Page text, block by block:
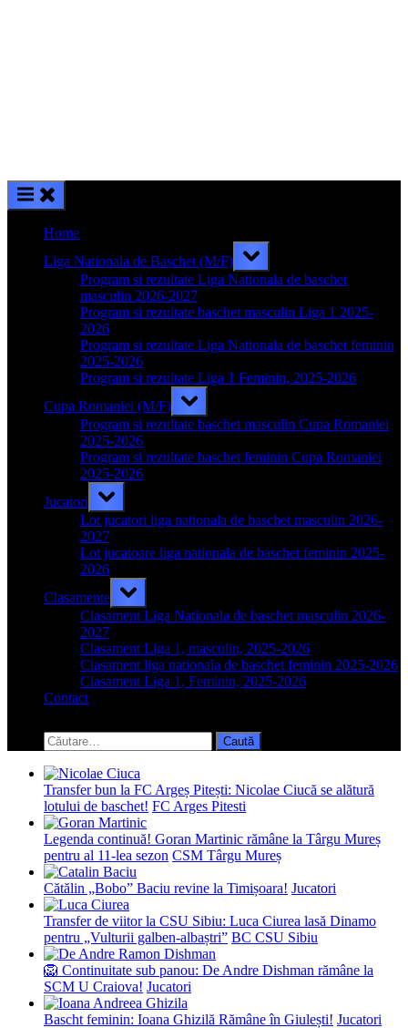
Home
Liga Nationala de Baschet (M/F)
Toggle
sub-
menu
Program si rezultate Liga Nationala de baschet
masculin 2026-2027
Program si rezultate baschet masculin Liga 1 2025-
2026
Program si rezultate Liga Nationala de baschet feminin
2025-2026
Program si rezultate Liga 1 Feminin, 2025-2026
Cupa Romaniei (M/F)
Toggle
sub-
menu
Program si rezultate baschet masculin Cupa Romaniei
2025-2026
Program si rezultate baschet feminin Cupa Romaniei
2025-2026
Jucatori
Toggle
sub-
menu
Lot jucatori liga nationala de baschet masculin 2026-
2027
Lot jucatoare liga nationala de baschet feminin 2025-
2026
Clasamente
Toggle
sub-
menu
Clasament Liga Nationala de baschet masculin 2026-
2027
Clasament Liga 1, masculin, 2025-2026
Clasament liga nationala de baschet feminin 2025-2026
Clasament Liga 1, Feminin, 2025-2026
Contact
search
form
Caută
după:
Transfer bun la FC Argeș Pitești: Nicolae Ciucă se alătură
lotului de baschet! FC Arges Pitesti
Legenda continuă! Goran Martinic rămâne la Târgu Mureș
pentru al 11-lea sezon CSM Târgu Mureș
Cătălin „Bobo” Baciu revine la Timișoara! Jucatori
Transfer de viitor la CSU Sibiu: Luca Ciurea lasă Dinamo
pentru „Vulturii galben-albaștri” BC CSU Sibiu
🦁 Continuitate sub panou: De Andre Dishman rămâne la
SCM U Craiova! Jucatori
Bascht feminin: Ioana Ghizilă Rămâne în Giulești! Jucatori